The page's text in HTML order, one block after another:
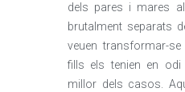
dels pares i mares
brutalment separats
veuen transformar-
fills els tenien en odi
millor dels casos.